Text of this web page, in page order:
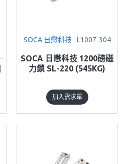
SOCA 日懋科技 L1007-304
SOCA 日懋科技 1200磅磁
力鎖 SL-220 (545KG)
加入需求單